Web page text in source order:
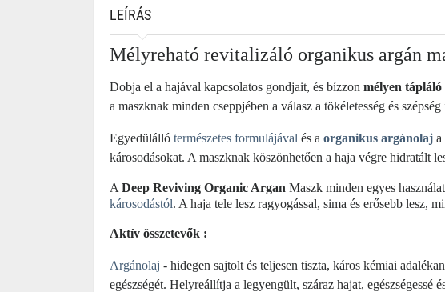
LEÍRÁS
Mélyreható revitalizáló organikus argán
Dobja el a hajával kapcsolatos gondjait, és bízzon mélyen
a maszknak minden cseppjében a válasz a tökéletesség és
Egyedülálló természetes formulájával és a organikus argánolaj a
károsodásokat. A maszknak köszönhetően a haja végre hidratált
A Deep Reviving Organic Argan Maszk minden egyes
károsodástól. A haja tele lesz ragyogással, sima és erősebb lesz,
Aktív összetevők :
Argánolaj - hidegen sajtolt és teljesen tiszta, káros kémiai
egészségét. Helyreállítja a legyengült, száraz hajat, egészségessé